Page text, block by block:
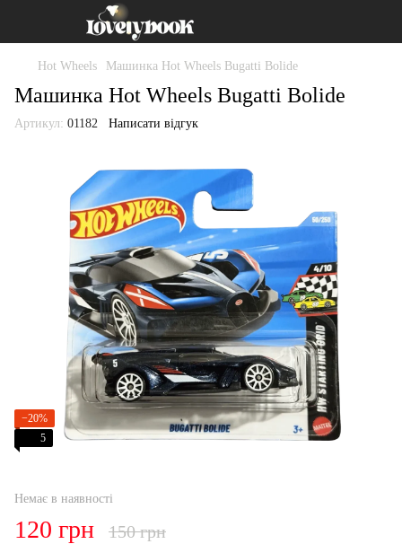
Hot Wheels Машинка Hot Wheels Bugatti Bolide
Машинка Hot Wheels Bugatti Bolide
Артикул: 01182 Написати відгук
−20%
5
Немає в наявності
120 грн 150 грн